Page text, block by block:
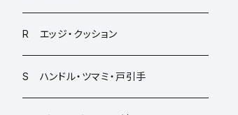
R エッジ・クッション
S ハンドル・ツマミ・戸引手